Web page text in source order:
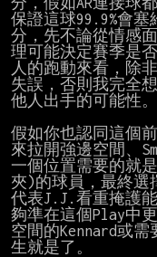
保證這球99.9%會
分，先不論從情感
理可能決定賽季是
人的跑動來看，除
失誤，否則我完全
他人出手的可能性。
假如你也認同這個
來拉開強邊空間、
一個位置需要的就
夾)的球員，最終選
代表J.J.看重掩護
夠準在這個Play中
空間的Kennard或
生就是了。